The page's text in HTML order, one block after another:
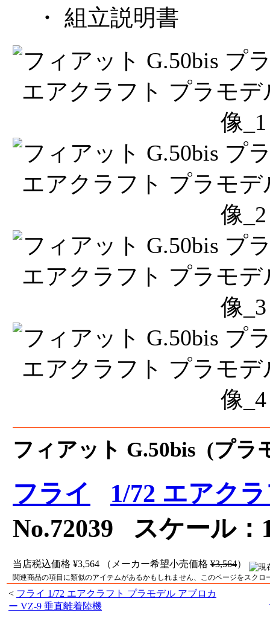
・ 組立説明書
フィアット G.50bis (プラ
フライ
1/72 エアク
No.72039 スケール：
当店税込価格 ¥3,564 （メーカー希望小売価格 ¥3,564）
関連商品の項目に類似のアイテムがあるかもしれません、このページをスクロ
< フライ 1/72 エアクラフト プラモデル アブロカ
ー VZ-9 垂直離着陸機